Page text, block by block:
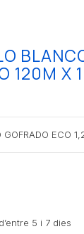
120M X
ECO
5 i 7 dies